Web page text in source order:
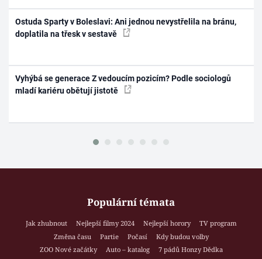
Ostuda Sparty v Boleslavi: Ani jednou nevystřelila na bránu,
doplatila na třesk v sestavě
Vyhýbá se generace Z vedoucím pozicím? Podle sociologů
mladí kariéru obětují jistotě
Populární témata
Jak zhubnout Nejlepší filmy 2024 Nejlepší horory
TV program
Změna času
Partie Počasí
Kdy budou volby
ZOO Nové začátky
Auto – katalog
7 pádů Honzy Dědka